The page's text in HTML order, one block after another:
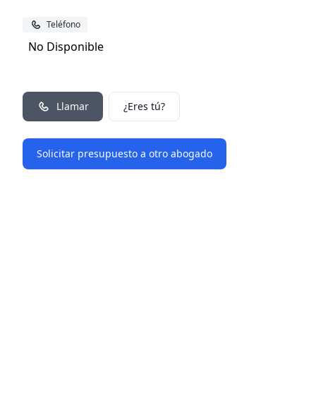
Teléfono
No Disponible
Llamar ¿Eres tú?
Solicitar presupuesto a otro abogado